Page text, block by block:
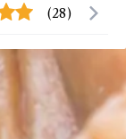
(28)